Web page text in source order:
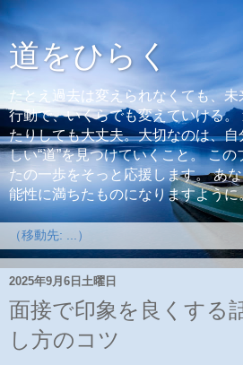
道をひらく
たとえ過去は変えられなくても、
行動で、いくらでも変えていける。
たりしても大丈夫。大切なのは、
しい“道”を見つけていくこと。 こ
たの一歩をそっと応援します。 あ
能性に満ちたものになりますように
2025年9月6日土曜日
面接で印象を良くする
し方のコツ